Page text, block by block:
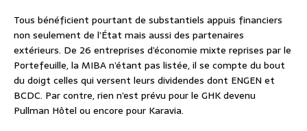
Tous bénéficient pourtant de substantiels appuis financiers
non seulement de l’État mais aussi des partenaires
extérieurs. De 26 entreprises d’économie mixte reprises par le
Portefeuille, la MIBA n’étant pas listée, il se compte du bout
du doigt celles qui versent leurs dividendes dont ENGEN et
BCDC. Par contre, rien n’est prévu pour le GHK devenu
Pullman Hôtel ou encore pour Karavia.